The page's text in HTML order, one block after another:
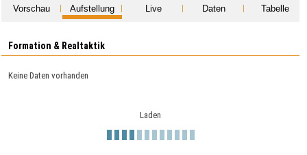
Vorschau Aufstellung Live Daten Tabelle
Formation & Realtaktik
Keine Daten vorhanden
Laden